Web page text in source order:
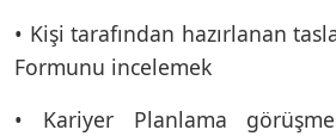
• Kişi tarafından hazırlanan
Formunu incelemek
• Kariyer Planlama